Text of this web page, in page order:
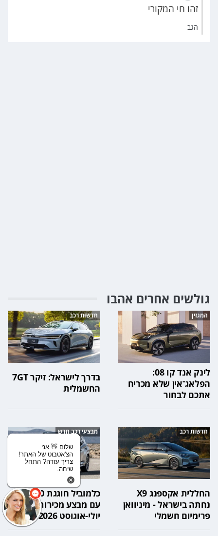
זהו חי המקורי
הגב
גולשים אחרים אהבו
המגזין
לינק אנד קו 08:
הפלאג־אין שלא מכריח
אתכם לבחור
חדשות רכב
בדרך לישראל: זיקר 7GT
החשמלית
חדשות רכב
החללית אקספנג X9
נחתה בישראל - מיניוואן
פרימיום חשמלי
מבצעי רכב חדש
כלמוביל חוגגת 120 שנה
עם מבצע מכירות רחב -
יולי-אוגוסט 2026
שלום 👋 אני
הצ'אטבוט של האתר!
צריך עזרה? התחל
שיחה.